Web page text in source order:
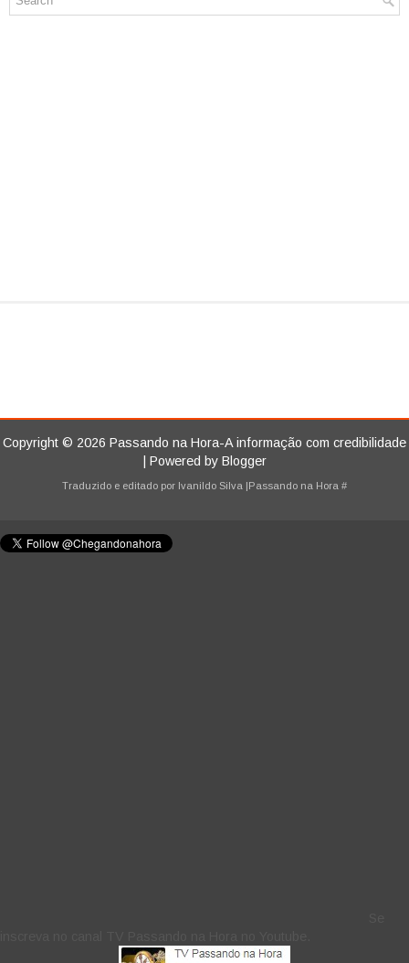
Copyright © 2026 Passando na Hora-A informação com credibilidade
| Powered by Blogger
Traduzido e editado por Ivanildo Silva |Passando na Hora #